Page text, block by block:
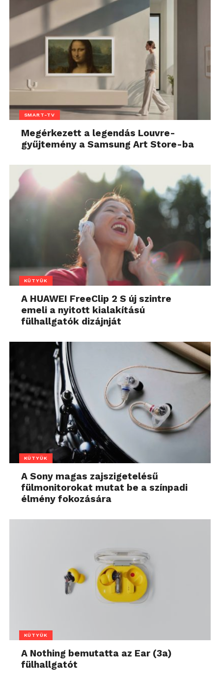
SMART-TV
Megérkezett a legendás Louvre-
gyűjtemény a Samsung Art Store-ba
KÜTYÜK
A HUAWEI FreeClip 2 S új szintre
emeli a nyitott kialakítású
fülhallgatók dizájnját
KÜTYÜK
A Sony magas zajszigetelésű
fülmonitorokat mutat be a színpadi
élmény fokozására
KÜTYÜK
A Nothing bemutatta az Ear (3a)
fülhallgatót